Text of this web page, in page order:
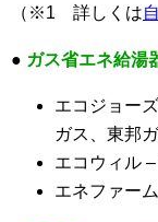
（※1 詳しくは
● ガス省エネ給湯
エコジョー
ガス、東邦
エコウィル
エネファー